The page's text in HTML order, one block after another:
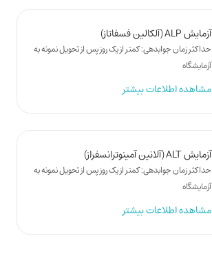
آزمایش ALP (آلکالین فسفاتاز)
حداکثر زمان جوابدهی: کمتر از یک روز پس از تحویل نمونه به
آزمایشگاه
مشاهده اطلاعات بیشتر
آزمایش ALT (آلانین آمینوترانسفراز)
حداکثر زمان جوابدهی: کمتر از یک روز پس از تحویل نمونه به
آزمایشگاه
مشاهده اطلاعات بیشتر